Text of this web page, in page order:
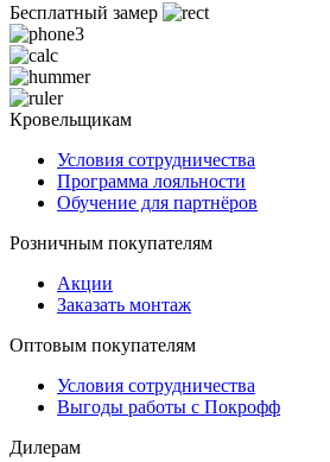
Бесплатный замер
Кровельщикам
Условия сотрудничества
Программа лояльности
Обучение для партнёров
Розничным покупателям
Акции
Заказать монтаж
Оптовым покупателям
Условия сотрудничества
Выгоды работы с Покрофф
Дилерам